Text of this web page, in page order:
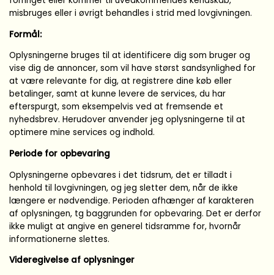
misbruges eller i øvrigt behandles i strid med lovgivningen.
Formål:
Oplysningerne bruges til at identificere dig som bruger og
vise dig de annoncer, som vil have størst sandsynlighed for
at være relevante for dig, at registrere dine køb eller
betalinger, samt at kunne levere de services, du har
efterspurgt, som eksempelvis ved at fremsende et
nyhedsbrev. Herudover anvender jeg oplysningerne til at
optimere mine services og indhold.
Periode for opbevaring
Oplysningerne opbevares i det tidsrum, det er tilladt i
henhold til lovgivningen, og jeg sletter dem, når de ikke
længere er nødvendige. Perioden afhænger af karakteren
af oplysningen, tg baggrunden for opbevaring. Det er derfor
ikke muligt at angive en generel tidsramme for, hvornår
informationerne slettes.
Videregivelse af oplysninger